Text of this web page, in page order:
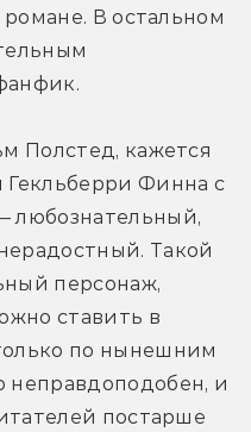
В остальном
Полстед, кажется
Финна с
любознательный,
Такой
персонаж,
ставить в
по нынешним
неправдоподобен, и
постарше